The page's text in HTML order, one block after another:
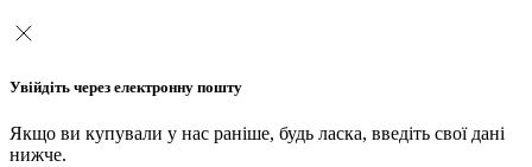
Увійдіть через електронну пошту
Якщо ви купували у нас раніше, будь ласка, введіть свої дані
нижче.